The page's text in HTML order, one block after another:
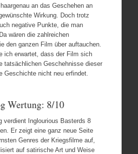
an das Geschehen an
Wirkung. Doch trotz
negative Punkte, die man
wären die zahlreichen
den ganzen Film über auftauchen.
ich erwartet, dass der Film sich
tatsächlichen Geschehnisse dieser
Geschichte nicht neu erfindet.
Wertung: 8/10
verdient Inglourious Basterds 8
Er zeigt eine ganz neue Seite
Genres der Kriegsfilme auf,
auf satirische Art und Weise